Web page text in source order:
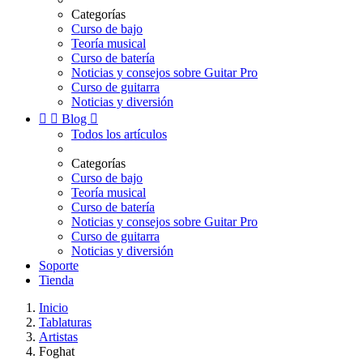
Categorías
Curso de bajo
Teoría musical
Curso de batería
Noticias y consejos sobre Guitar Pro
Curso de guitarra
Noticias y diversión
  Blog 
Todos los artículos
Categorías
Curso de bajo
Teoría musical
Curso de batería
Noticias y consejos sobre Guitar Pro
Curso de guitarra
Noticias y diversión
Soporte
Tienda
Inicio
Tablaturas
Artistas
Foghat